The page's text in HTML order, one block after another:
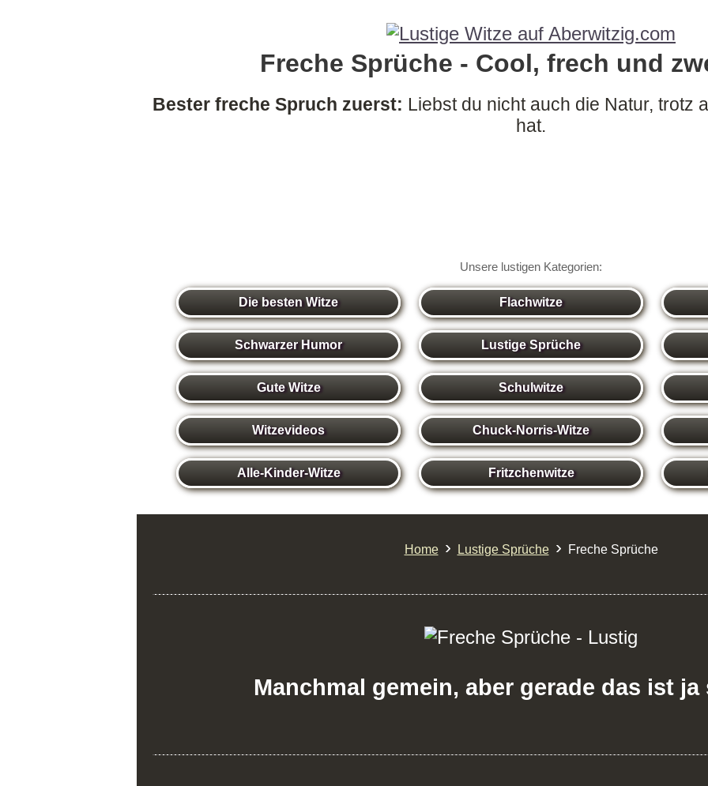
Freche Sprüche - Cool, frech und
Bester freche Spruch zuerst: Liebst du nicht auch die Natur, trotz
hat.
Unsere lustigen Kategorien:
Die besten Witze Flachwitze
Schwarzer Humor Lustige Sprüche
Gute Witze Schulwitze
Witzevideos Chuck-Norris-Witze
Alle-Kinder-Witze Fritzchenwitze
Home › Lustige Sprüche › Freche Sprüche
Manchmal gemein, aber gerade das ist